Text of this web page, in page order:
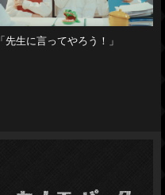
「先生に言ってやろう！」